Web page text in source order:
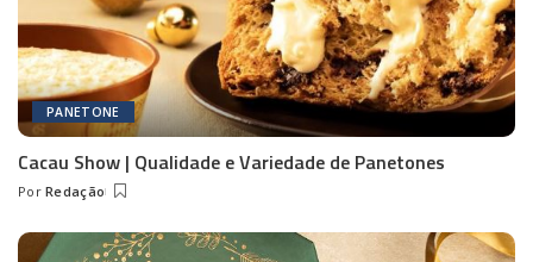
PANETONE
Cacau Show | Qualidade e Variedade de Panetones
Posted
Por Redação